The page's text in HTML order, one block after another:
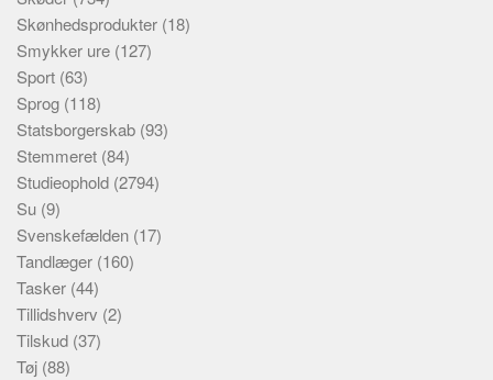
Skønhedsprodukter (18)
Smykker ure (127)
Sport (63)
Sprog (118)
Statsborgerskab (93)
Stemmeret (84)
Studieophold (2794)
Su (9)
Svenskefælden (17)
Tandlæger (160)
Tasker (44)
Tillidshverv (2)
Tilskud (37)
Tøj (88)